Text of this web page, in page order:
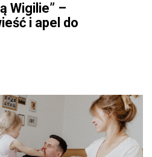
Wigilie” –
i apel do